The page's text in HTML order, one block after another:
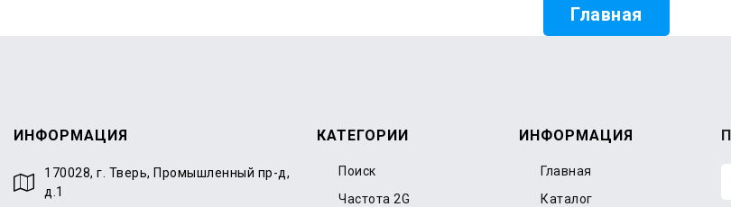
Главная
ИНФОРМАЦИЯ
170028, г. Тверь, Промышленный пр-д,
д.1
КАТЕГОРИИ
Поиск
Частота 2G
ИНФОРМАЦИЯ
Главная
Каталог